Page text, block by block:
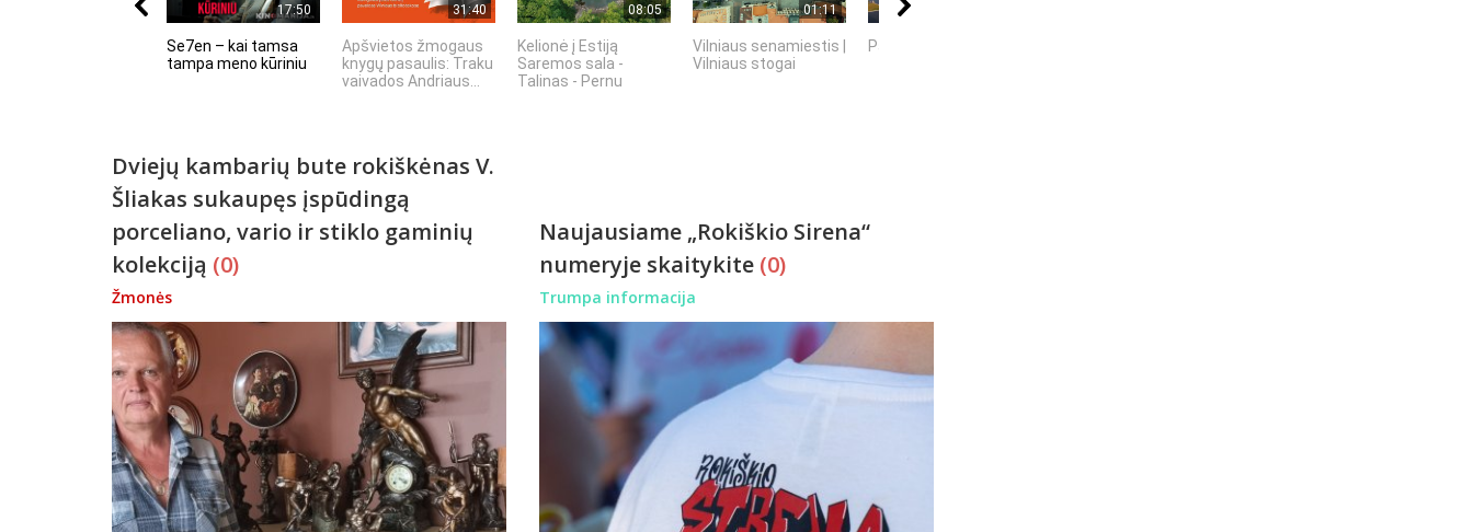
17:50
Se7en – kai tamsa
tampa meno kūriniu
31:40
Apšvietos žmogaus
knygų pasaulis: Traku
vaivados Andriaus...
08:05
Kelionė į Estiją
Saremos sala -
Talinas - Pernu
01:11
Vilniaus senamiestis |
Vilniaus stogai
Panevėžys | Senvagė
Dviejų kambarių bute rokiškėnas V.
Šliakas sukaupęs įspūdingą
porceliano, vario ir stiklo gaminių
kolekciją (0)
Žmonės
Naujausiame „Rokiškio Sirena“
numeryje skaitykite (0)
Trumpa informacija